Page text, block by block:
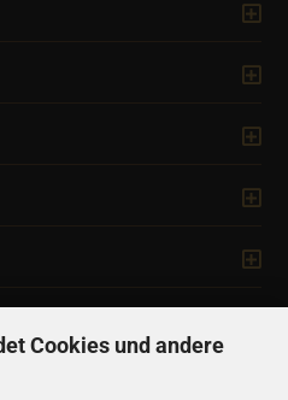
Cookies und andere